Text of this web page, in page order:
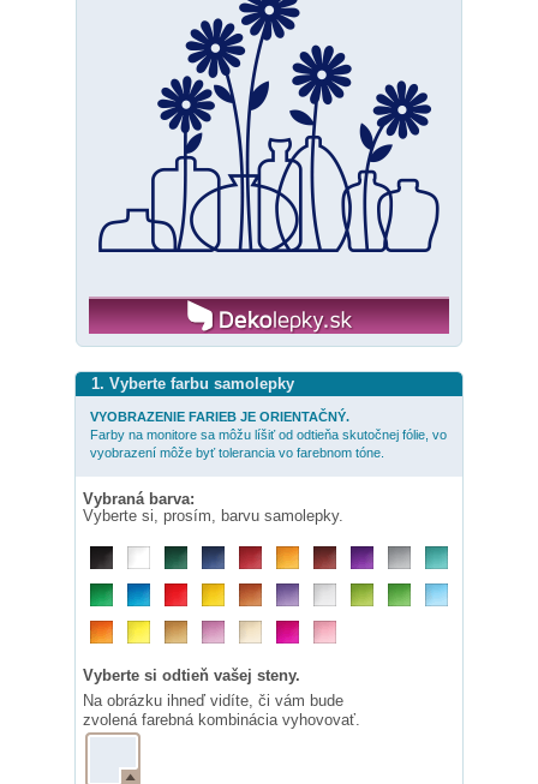
1. Vyberte farbu samolepky
VYOBRAZENIE FARIEB JE ORIENTAČNÝ.
Farby na monitore sa môžu líšiť od odtieňa skutočnej fólie, vo
vyobrazení môže byť tolerancia vo farebnom tóne.
Vybraná barva:
Vyberte si, prosím, barvu samolepky.
Vyberte si odtieň vašej steny.
Na obrázku ihneď vidíte, či vám bude
zvolená farebná kombinácia vyhovovať.